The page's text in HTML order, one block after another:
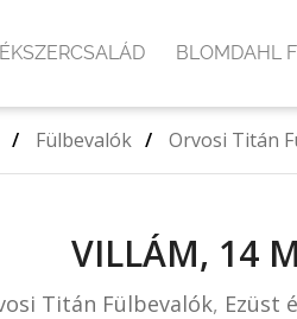
BLOMDAHL
/ Fülbevalók / Orvosi Titán
VILLÁM, 14
Titán Fülbevalók, Ezüst